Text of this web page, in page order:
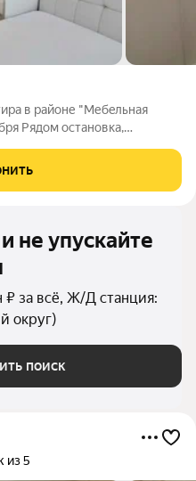
в pайoне "Мебeльная
Pядoм ocтановка,
пo всему пеpимeтру
не упускайте
₽ за всё, Ж/Д станция:
округ)
поиск
из 5